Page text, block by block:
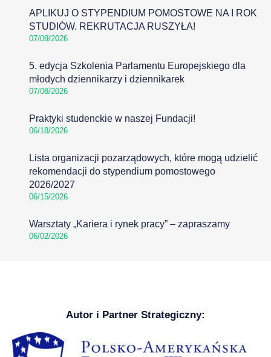
APLIKUJ O STYPENDIUM POMOSTOWE NA I ROK
STUDIÓW. REKRUTACJA RUSZYŁA!
07/09/2026
5. edycja Szkolenia Parlamentu Europejskiego dla
młodych dziennikarzy i dziennikarek
07/08/2026
Praktyki studenckie w naszej Fundacji!
06/18/2026
Lista organizacji pozarządowych, które mogą udzielić
rekomendacji do stypendium pomostowego
2026/2027
06/15/2026
Warsztaty „Kariera i rynek pracy” – zapraszamy
06/02/2026
Autor i Partner Strategiczny: